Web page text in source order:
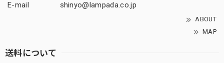
E-mail
shinyo@lampada.co.jp
ABOUT
MAP
送料について